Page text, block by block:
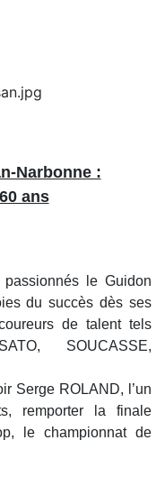
Narbonne :
ans
le Guidon
du succès dès ses
de talent tels
SOUCASSE,
Serge ROLAND, l’un
remporter la finale
le championnat de